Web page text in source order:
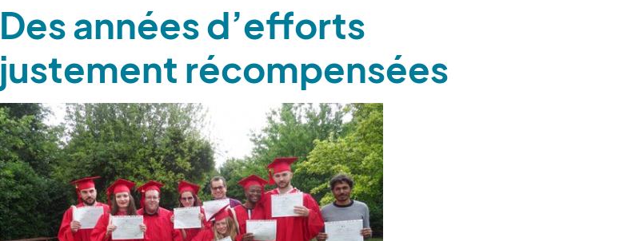
Des années d’efforts
justement récompensées